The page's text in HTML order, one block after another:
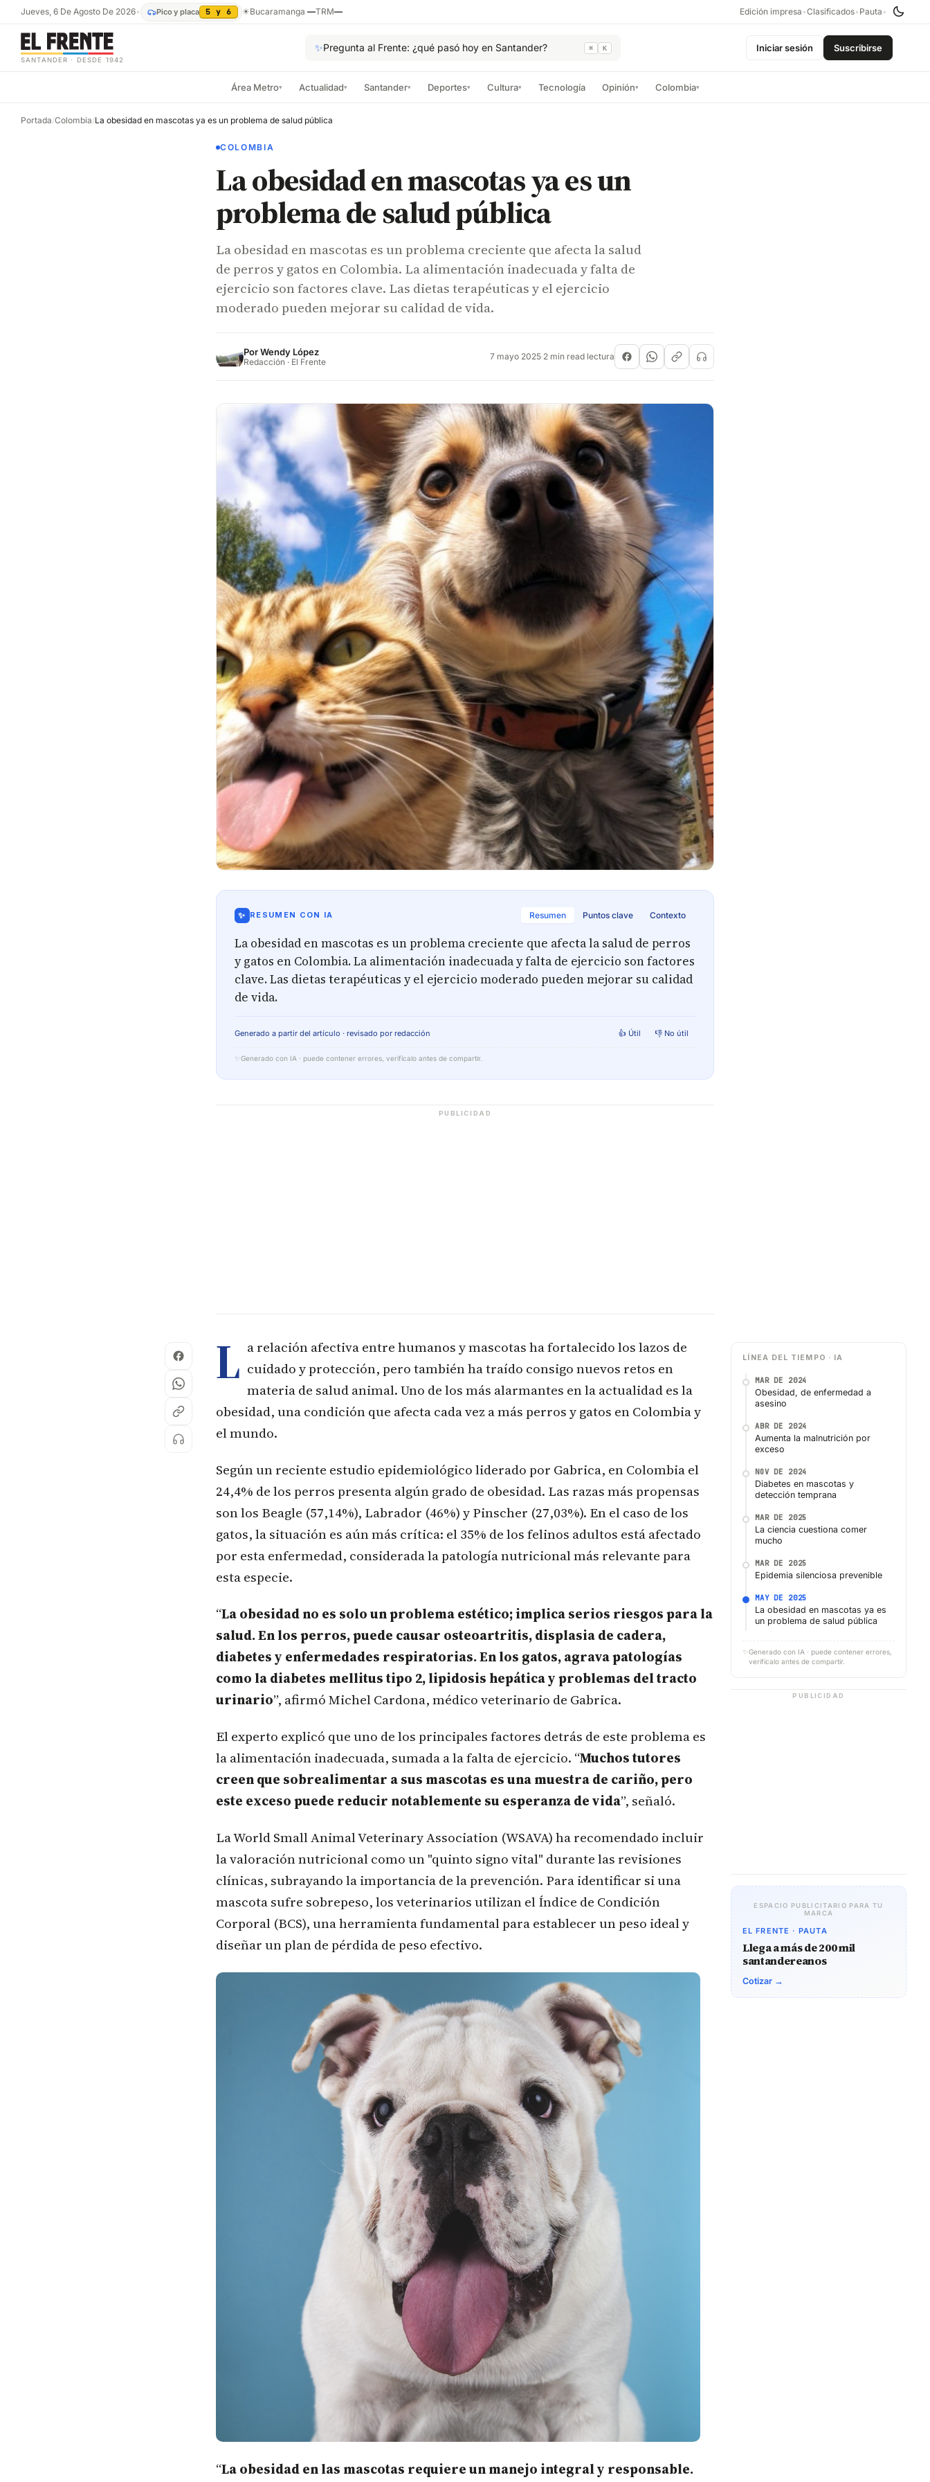
Jueves, 6 De Agosto De 2026• Pico y placa 5 y 6 ☀Bucaramanga —TRM— Edición impresa •Clasificados• Pauta •
SANTANDER · DESDE 1942
✨Pregunta al Frente: ¿qué pasó hoy en Santander? ⌘ K Iniciar sesión Suscribirse
Área Metro▾ Actualidad▾ Santander▾ Deportes▾ Cultura▾ Tecnología Opinión▾ Colombia▾
Portada/Colombia/La obesidad en mascotas ya es un problema de salud pública
COLOMBIA
La obesidad en mascotas ya es un
problema de salud pública
La obesidad en mascotas es un problema creciente que afecta la salud
de perros y gatos en Colombia. La alimentación inadecuada y falta de
ejercicio son factores clave. Las dietas terapéuticas y el ejercicio
moderado pueden mejorar su calidad de vida.
PorWendy López
Redacción · El Frente 7 mayo 2025·2 min read lectura
✨ RESUMEN CON IA Resumen Puntos clave Contexto
La obesidad en mascotas es un problema creciente que afecta la salud de perros
y gatos en Colombia. La alimentación inadecuada y falta de ejercicio son factores
clave. Las dietas terapéuticas y el ejercicio moderado pueden mejorar su calidad
de vida.
Generado a partir del artículo · revisado por redacción 👍 Útil 👎 No útil
✨ Generado con IA · puede contener errores, verifícalo antes de compartir.
PUBLICIDAD
L a relación afectiva entre humanos y mascotas ha fortalecido los lazos de
cuidado y protección, pero también ha traído consigo nuevos retos en
materia de salud animal. Uno de los más alarmantes en la actualidad es la
obesidad, una condición que afecta cada vez a más perros y gatos en Colombia y
el mundo.
Según un reciente estudio epidemiológico liderado por Gabrica, en Colombia el
24,4% de los perros presenta algún grado de obesidad. Las razas más propensas
son los Beagle (57,14%), Labrador (46%) y Pinscher (27,03%). En el caso de los
gatos, la situación es aún más crítica: el 35% de los felinos adultos está afectado
por esta enfermedad, considerada la patología nutricional más relevante para
esta especie.
“La obesidad no es solo un problema estético; implica serios riesgos para la
salud. En los perros, puede causar osteoartritis, displasia de cadera,
diabetes y enfermedades respiratorias. En los gatos, agrava patologías
como la diabetes mellitus tipo 2, lipidosis hepática y problemas del tracto
urinario”, afirmó Michel Cardona, médico veterinario de Gabrica.
El experto explicó que uno de los principales factores detrás de este problema es
la alimentación inadecuada, sumada a la falta de ejercicio. “Muchos tutores
creen que sobrealimentar a sus mascotas es una muestra de cariño, pero
este exceso puede reducir notablemente su esperanza de vida”, señaló.
La World Small Animal Veterinary Association (WSAVA) ha recomendado incluir
la valoración nutricional como un "quinto signo vital" durante las revisiones
clínicas, subrayando la importancia de la prevención. Para identificar si una
mascota sufre sobrepeso, los veterinarios utilizan el Índice de Condición
Corporal (BCS), una herramienta fundamental para establecer un peso ideal y
diseñar un plan de pérdida de peso efectivo.
“La obesidad en las mascotas requiere un manejo integral y responsable.
LÍNEA DEL TIEMPO · IA
MAR DE 2024
Obesidad, de enfermedad a
asesino
ABR DE 2024
Aumenta la malnutrición por
exceso
NOV DE 2024
Diabetes en mascotas y
detección temprana
MAR DE 2025
La ciencia cuestiona comer
mucho
MAR DE 2025
Epidemia silenciosa prevenible
MAY DE 2025
La obesidad en mascotas ya es
un problema de salud pública
✨ Generado con IA · puede contener errores,
verifícalo antes de compartir.
PUBLICIDAD
ESPACIO PUBLICITARIO PARA TU
MARCA
EL FRENTE · PAUTA
Llega a más de 200 mil
santandereanos
Cotizar →